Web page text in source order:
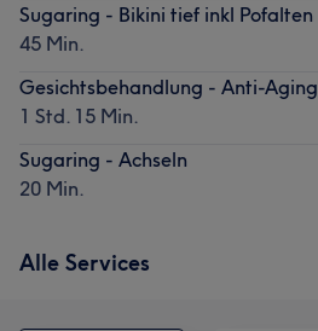
Sugaring - Bikini tief inkl Pofalten
45 Min.
Gesichtsbehandlung - Anti-Aging
1 Std. 15 Min.
Sugaring - Achseln
20 Min.
Alle Services